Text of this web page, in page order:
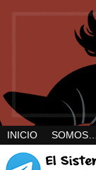
INICIO SOMOS…